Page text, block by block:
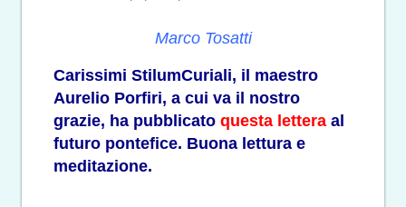
Marco Tosatti
Carissimi StilumCuriali, il maestro
Aurelio Porfiri, a cui va il nostro
grazie, ha pubblicato questa lettera al
futuro pontefice. Buona lettura e
meditazione.